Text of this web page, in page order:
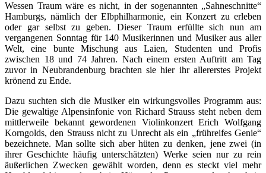
Wessen Traum wäre es nicht, in der sogenannten „Sahneschnitte“
Hamburgs, nämlich der Elbphilharmonie, ein Konzert zu erleben
oder gar selbst zu geben. Dieser Traum erfüllte sich nun am
vergangenen Sonntag für 140 Musikerinnen und Musiker aus aller
Welt, eine bunte Mischung aus Laien, Studenten und Profis
zwischen 18 und 74 Jahren. Nach einem ersten Auftritt am Tag
zuvor in Neubrandenburg brachten sie hier ihr allererstes Projekt
krönend zu Ende.
Dazu suchten sich die Musiker ein wirkungsvolles Programm aus:
Die gewaltige Alpensinfonie von Richard Strauss steht neben dem
mittlerweile bekannt gewordenen Violinkonzert Erich Wolfgang
Korngolds, den Strauss nicht zu Unrecht als ein „frühreifes Genie“
bezeichnete. Man sollte sich aber hüten zu denken, jene zwei (in
ihrer Geschichte häufig unterschätzten) Werke seien nur zu rein
äußerlichen Zwecken gewählt worden, denn es steckt viel mehr